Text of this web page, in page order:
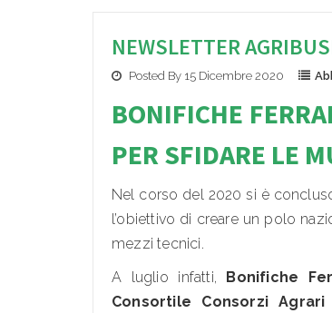
NEWSLETTER
Posted By 15 Dicembre 2020
BONIFICHE
PER SFIDARE LE
Nel corso del 2020 si è
l’obiettivo di creare un polo
mezzi tecnici.
A luglio infatti, Bonifiche
Consortile Consorzi